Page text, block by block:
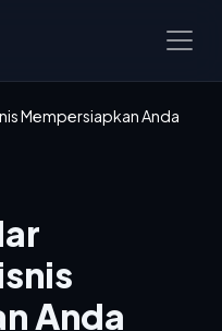
Mempersiapkan Anda
Anda